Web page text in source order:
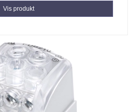
Vis produkt